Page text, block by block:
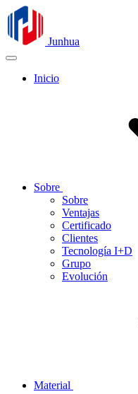
Junhua
Inicio
Sobre
Sobre
Ventajas
Certificado
Clientes
Tecnología I+D
Grupo
Evolución
Material